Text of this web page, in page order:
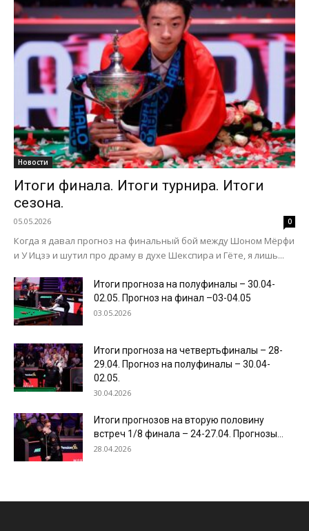
Новости
Итоги финала. Итоги турнира. Итоги
сезона.
05.05.2026 0
Когда я давал прогноз на финальный бой между Шоном Мёрфи
и У Ицзэ и шутил про драму в духе Шекспира и Гёте, я лишь...
Итоги прогноза на полуфиналы – 30.04-
02.05. Прогноз на финал –03-04.05
03.05.2026
Итоги прогноза на четвертьфиналы – 28-
29.04. Прогноз на полуфиналы – 30.04-
02.05.
30.04.2026
Итоги прогнозов на вторую половину
встреч 1/8 финала – 24-27.04. Прогнозы...
28.04.2026